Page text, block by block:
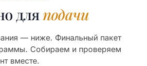
для подачи
— ниже. Финальный пакет
Собираем и проверяем
вместе.